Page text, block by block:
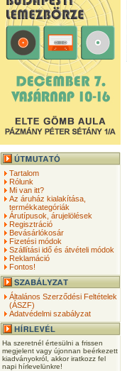
Tartalom
Rólunk
Mi van itt?
Az áruház kialakítása,
termékkategóriák
Árutípusok, árujelölések
Regisztráció
Bevásárlókosár
Fizetési módok
Szállítási idő és átvételi módok
Reklamáció
Fontos!
Általános Szerződési Feltételek
(ÁSZF)
Adatvédelmi szabályzat
Ha szeretnél értesülni a frissen
megjelent vagy újonnan beérkezett
kiadványokról, akkor iratkozz fel
napi hírlevelünkre!